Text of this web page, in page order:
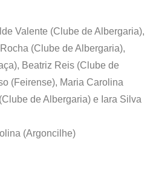
Valente (Clube de Albergaria),
(Clube de Albergaria),
Beatriz Reis (Clube de
(Feirense), Maria Carolina
de Albergaria) e Iara Silva
(Argoncilhe)